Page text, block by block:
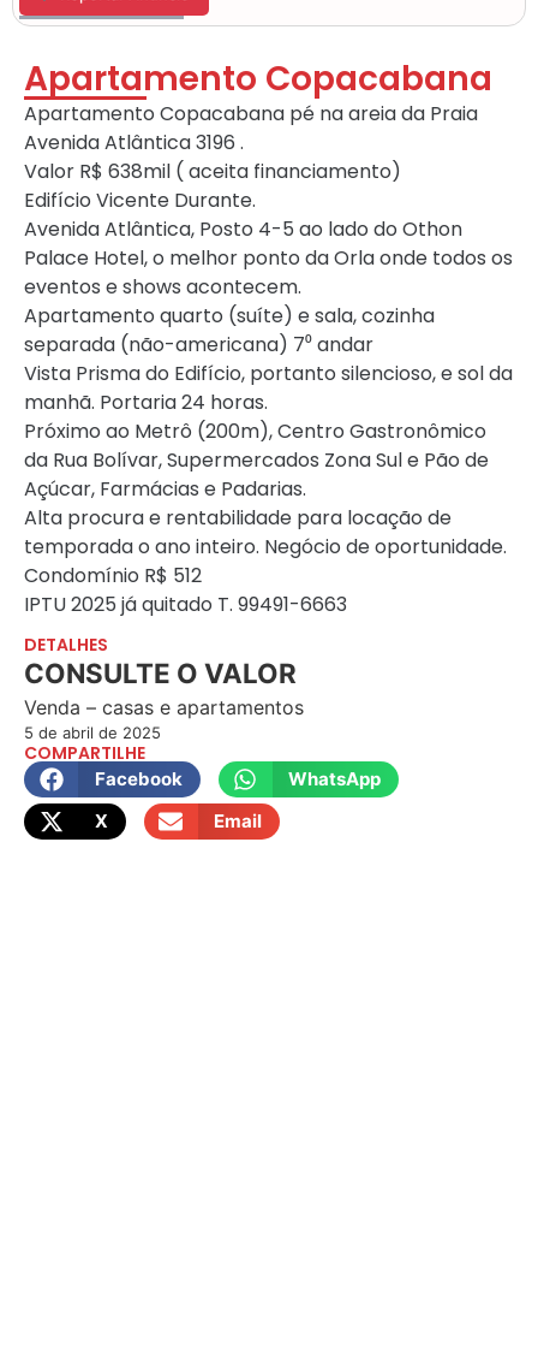
Apartamento Copacabana
Apartamento Copacabana pé na areia da Praia
Avenida Atlântica 3196 .
Valor R$ 638mil ( aceita financiamento)
Edifício Vicente Durante.
Avenida Atlântica, Posto 4-5 ao lado do Othon
Palace Hotel, o melhor ponto da Orla onde todos os
eventos e shows acontecem.
Apartamento quarto (suíte) e sala, cozinha
separada (não-americana) 7⁰ andar
Vista Prisma do Edifício, portanto silencioso, e sol da
manhã. Portaria 24 horas.
Próximo ao Metrô (200m), Centro Gastronômico
da Rua Bolívar, Supermercados Zona Sul e Pão de
Açúcar, Farmácias e Padarias.
Alta procura e rentabilidade para locação de
temporada o ano inteiro. Negócio de oportunidade.
Condomínio R$ 512
IPTU 2025 já quitado T. 99491-6663
DETALHES
CONSULTE O VALOR
Venda – casas e apartamentos
5 de abril de 2025
COMPARTILHE
Facebook
WhatsApp
X
Email